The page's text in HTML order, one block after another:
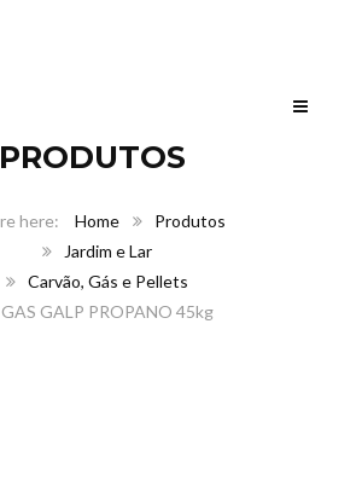
PRODUTOS
Home
Produtos
Jardim e Lar
Carvão, Gás e Pellets
GAS GALP PROPANO 45kg